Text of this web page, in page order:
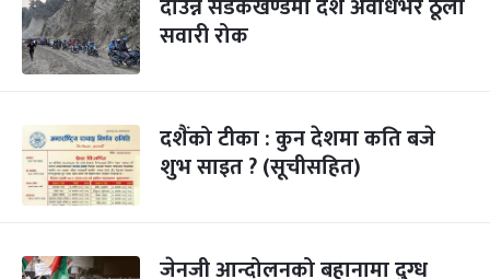
दाउन्ने सडकखण्डमा दशैं अवधिभर ठूला
सवारी रोक
दशैंको टीका : कुन देशमा कति बजे
शुभ साइत ? (सूचीसहित)
जेनजी आन्दोलनको बहानामा दुग्ध